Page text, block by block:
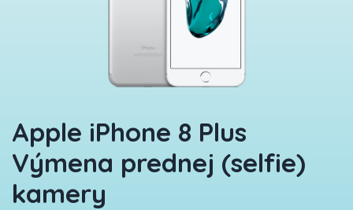
Apple iPhone 8 Plus
Výmena prednej (selfie)
kamery